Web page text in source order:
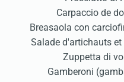
Carpaccio de
Breasaola con
Salade d'artichauts
Zuppetta di
Gamberoni